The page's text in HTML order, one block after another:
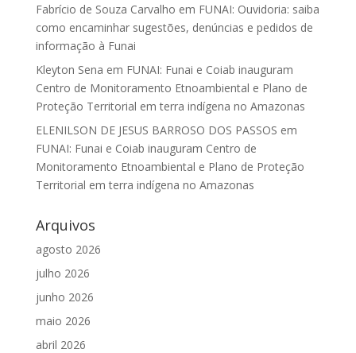
Fabrício de Souza Carvalho em FUNAI: Ouvidoria: saiba
como encaminhar sugestões, denúncias e pedidos de
informação à Funai
Kleyton Sena em FUNAI: Funai e Coiab inauguram
Centro de Monitoramento Etnoambiental e Plano de
Proteção Territorial em terra indígena no Amazonas
ELENILSON DE JESUS BARROSO DOS PASSOS em
FUNAI: Funai e Coiab inauguram Centro de
Monitoramento Etnoambiental e Plano de Proteção
Territorial em terra indígena no Amazonas
Arquivos
agosto 2026
julho 2026
junho 2026
maio 2026
abril 2026